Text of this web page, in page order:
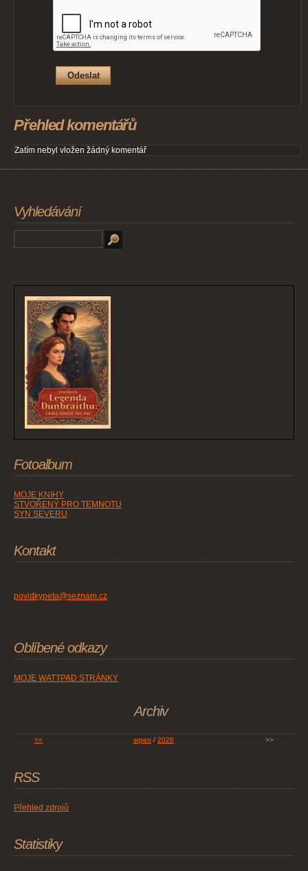
Přehled komentářů
Zatím nebyl vložen žádný komentář
Vyhledávání
Fotoalbum
MOJE KNIHY
STVOŘENÝ PRO TEMNOTU
SYN SEVERU
Kontakt
povidkypeta@seznam.cz
Oblíbené odkazy
MOJE WATTPAD STRÁNKY
Archiv
<< srpen / 2026 >>
RSS
Přehled zdrojů
Statistiky